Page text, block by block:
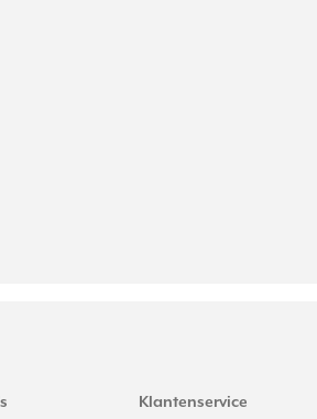
Klantenservice